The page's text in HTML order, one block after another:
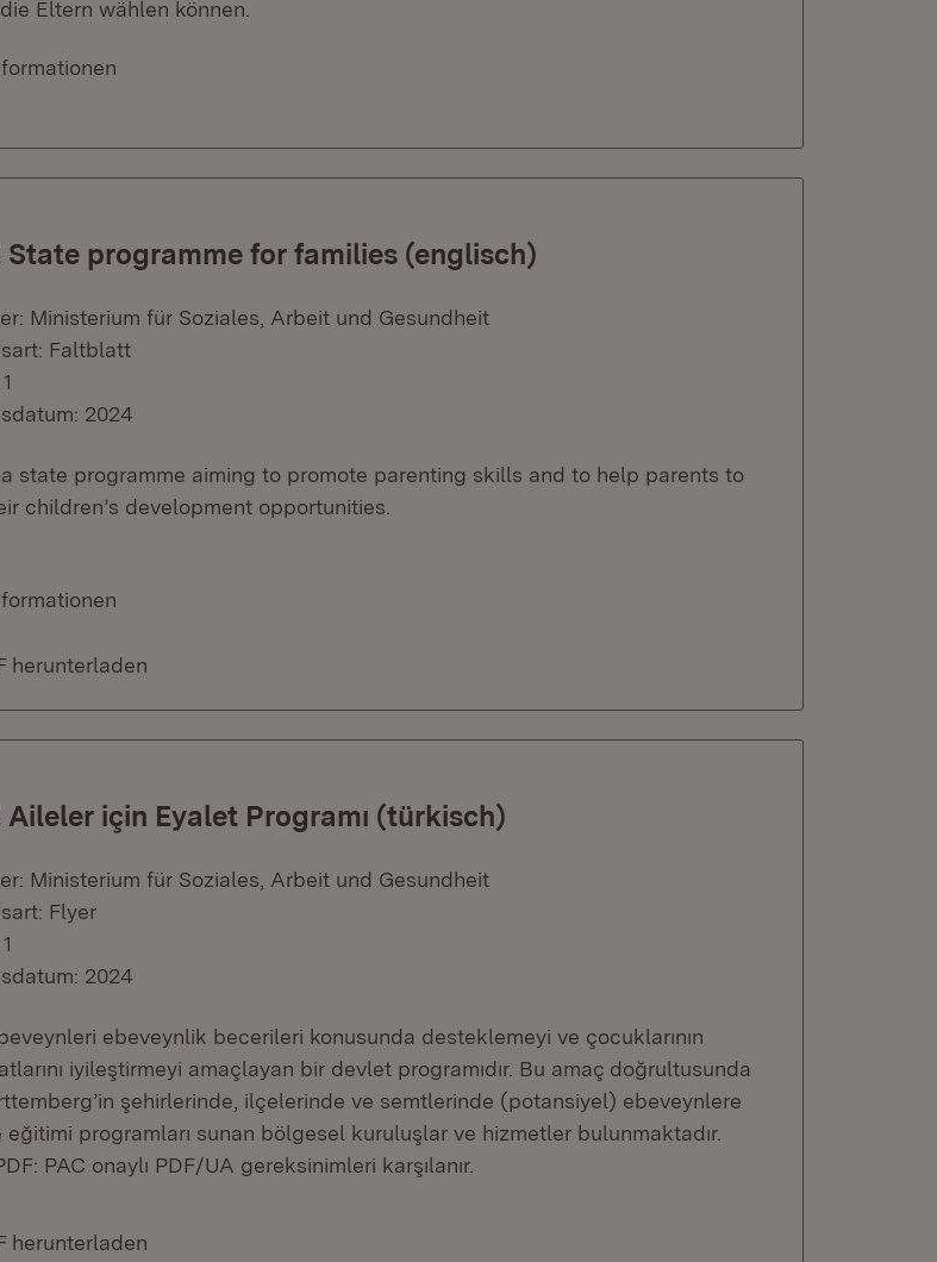
Eltern wählen können.
State programme for families (englisch)
Ministerium für Soziales, Arbeit und Gesundheit
Faltblatt
2024
a state programme aiming to promote parenting skills and to help parents to
children’s development opportunities.
herunterladen
Aileler için Eyalet Programı (türkisch)
Ministerium für Soziales, Arbeit und Gesundheit
Flyer
2024
ebeveynlik becerileri konusunda desteklemeyi ve çocuklarının
iyileştirmeyi amaçlayan bir devlet programıdır. Bu amaç doğrultusunda
şehirlerinde, ilçelerinde ve semtlerinde (potansiyel) ebeveynlere
programları sunan bölgesel kuruluşlar ve hizmetler bulunmaktadır.
PAC onaylı PDF/UA gereksinimleri karşılanır.
herunterladen